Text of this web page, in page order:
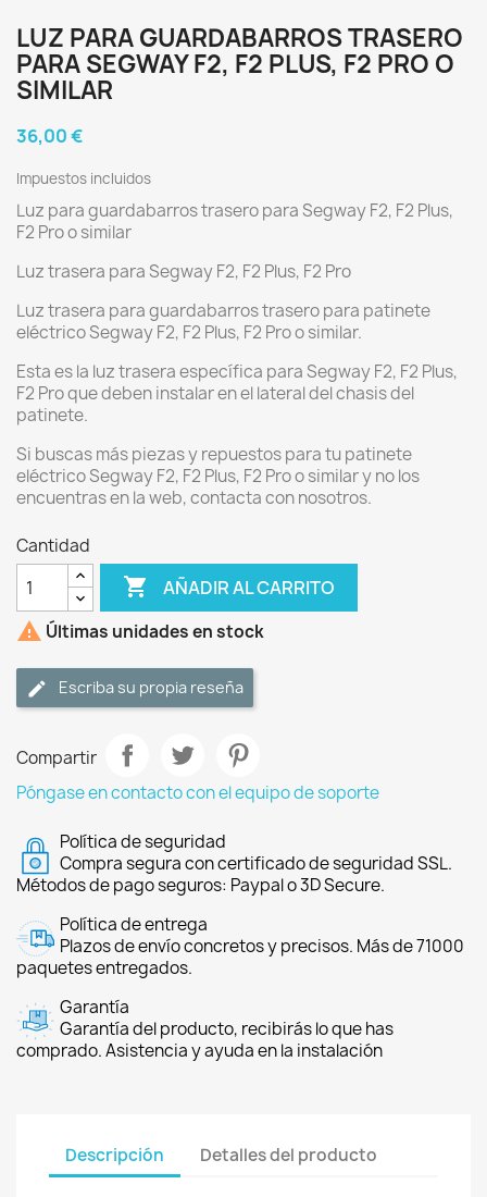
LUZ PARA GUARDABARROS TRASERO
PARA SEGWAY F2, F2 PLUS, F2 PRO O
SIMILAR
36,00 €
Impuestos incluidos
Luz para guardabarros trasero para Segway F2, F2 Plus,
F2 Pro o similar
Luz trasera para Segway F2, F2 Plus, F2 Pro
Luz trasera para guardabarros trasero para patinete
eléctrico Segway F2, F2 Plus, F2 Pro o similar.
Esta es la luz trasera específica para Segway F2, F2 Plus,
F2 Pro que deben instalar en el lateral del chasis del
patinete.
Si buscas más piezas y repuestos para tu patinete
eléctrico Segway F2, F2 Plus, F2 Pro o similar y no los
encuentras en la web, contacta con nosotros.
Cantidad
 AÑADIR AL CARRITO
 Últimas unidades en stock
Escriba su propia reseña
Compartir
Póngase en contacto con el equipo de soporte
Política de seguridad
Compra segura con certificado de seguridad SSL.
Métodos de pago seguros: Paypal o 3D Secure.
Política de entrega
Plazos de envío concretos y precisos. Más de 71000
paquetes entregados.
Garantía
Garantía del producto, recibirás lo que has
comprado. Asistencia y ayuda en la instalación
Descripción Detalles del producto